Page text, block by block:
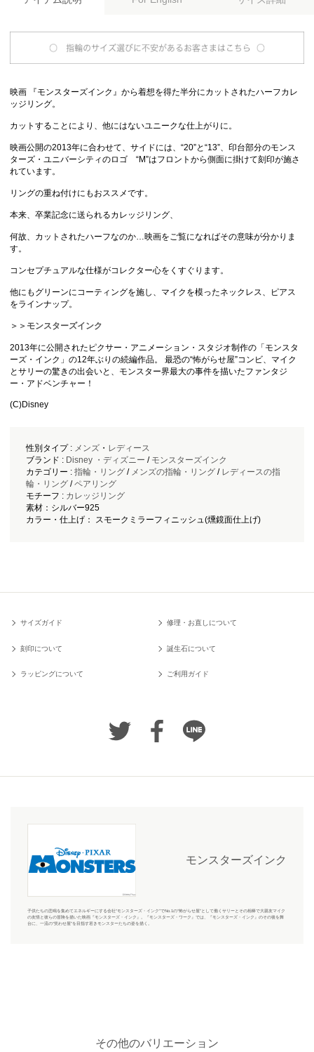
映画 『モンスターズインク』から着想を得た半分にカットされたハーフカレ
ッジリング。
カットすることにより、他にはないユニークな仕上がりに。
映画公開の2013年に合わせて、サイドには、“20”と“13”、印台部分のモンス
ターズ・ユニバーシティのロゴ “M”はフロントから側面に掛けて刻印が施さ
れています。
リングの重ね付けにもおススメです。
本来、卒業記念に送られるカレッジリング、
何故、カットされたハーフなのか…映画をご覧になればその意味が分かりま
す。
コンセプチュアルな仕様がコレクター心をくすぐります。
他にもグリーンにコーティングを施し、マイクを模ったネックレス、ピアス
をラインナップ。
＞＞モンスターズインク
2013年に公開されたピクサー・アニメーション・スタジオ制作の「モンスタ
ーズ・インク」の12年ぶりの続編作品。 最恐の“怖がらせ屋”コンビ、マイク
とサリーの驚きの出会いと、モンスター界最大の事件を描いたファンタジ
ー・アドベンチャー！
(C)Disney
性別タイプ : メンズ・ レディース
ブランド : Disney ・ディズニー / モンスターズインク
カテゴリー : 指輪・リング/ メンズの指輪・リング/ レディースの指
輪・リング/ペアリング
モチーフ : カレッジリング
素材：シルバー925
カラー・仕上げ： スモークミラーフィニッシュ(燻鏡面仕上げ)
サイズガイド 修理・お直しについて
刻印について 誕生石について
ラッピングについて ご利用ガイド
モンスターズインク
子供たちの悲鳴を集めてエネルギーにする会社“モンスターズ・インク”でNo.1の“怖がらせ屋”として働くサリーとその相棒で大親友マイク
の友情と彼らの冒険を描いた映画『モンスターズ・インク』。『モンスターズ・ワーク』では、『モンスターズ・インク』のその後を舞
台に、一流の“笑わせ屋”を目指す若きモンスターたちの姿を描く。
その他のバリエーション